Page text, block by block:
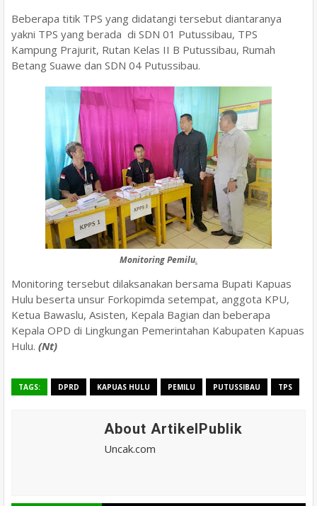
Beberapa titik TPS yang didatangi tersebut diantaranya
yakni TPS yang berada di SDN 01 Putussibau, TPS
Kampung Prajurit, Rutan Kelas II B Putussibau, Rumah
Betang Suawe dan SDN 04 Putussibau.
Monitoring Pemilu.
Monitoring tersebut dilaksanakan bersama Bupati Kapuas
Hulu beserta unsur Forkopimda setempat, anggota KPU,
Ketua Bawaslu, Asisten, Kepala Bagian dan beberapa
Kepala OPD di Lingkungan Pemerintahan Kabupaten Kapuas
Hulu. (Nt)
TAGS: DPRD KAPUAS HULU PEMILU PUTUSSIBAU TPS
About ArtikelPublik
Uncak.com